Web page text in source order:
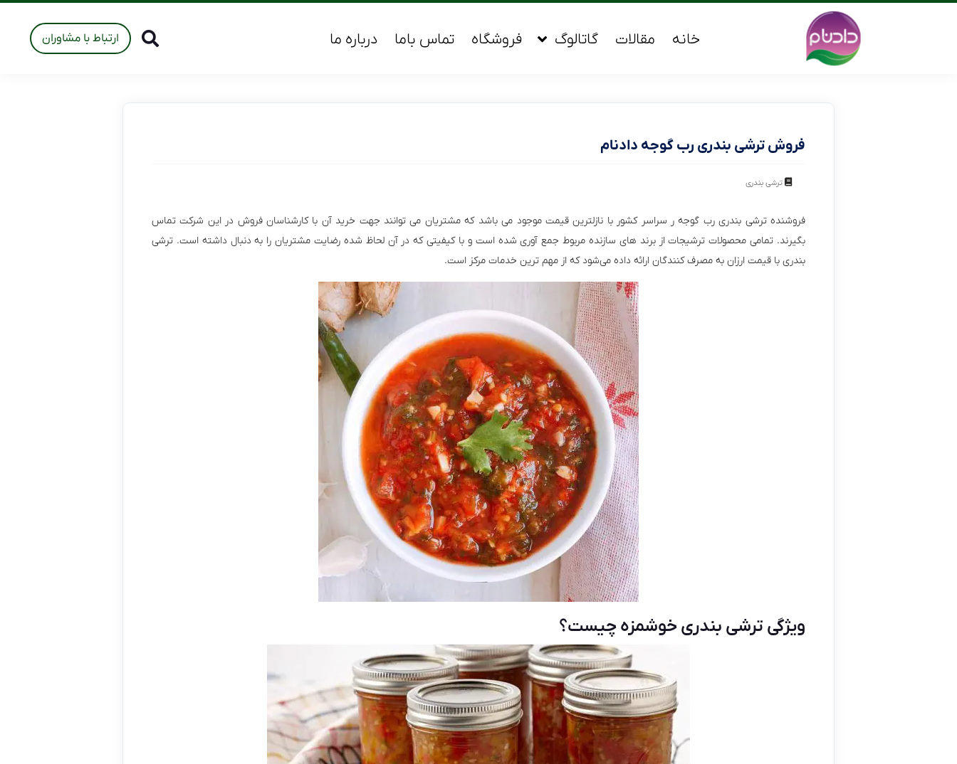
خانه مقالات گاتالوگ فروشگاه تماس باما درباره ما ارتباط با مشاوران
فروش ترشی بندری رب گوجه دادنام
ترشی بندری
فروشنده ترشی بندری رب گوجه ر سراسر کشور با نازلترین قیمت موجود می باشد که مشتریان می توانند جهت خرید آن با کارشناسان فروش در این شرکت تماس
بگیرند. تمامی محصولات ترشیجات از برند های سازنده مربوط جمع آوری شده است و با کیفیتی که در آن لحاظ شده رضایت مشتریان را به دنبال داشته است. ترشی
بندری با قیمت ارزان به مصرف کنندگان ارائه داده می‌شود که از مهم ترین خدمات مرکز است.
ویژگی ترشی بندری خوشمزه چیست؟